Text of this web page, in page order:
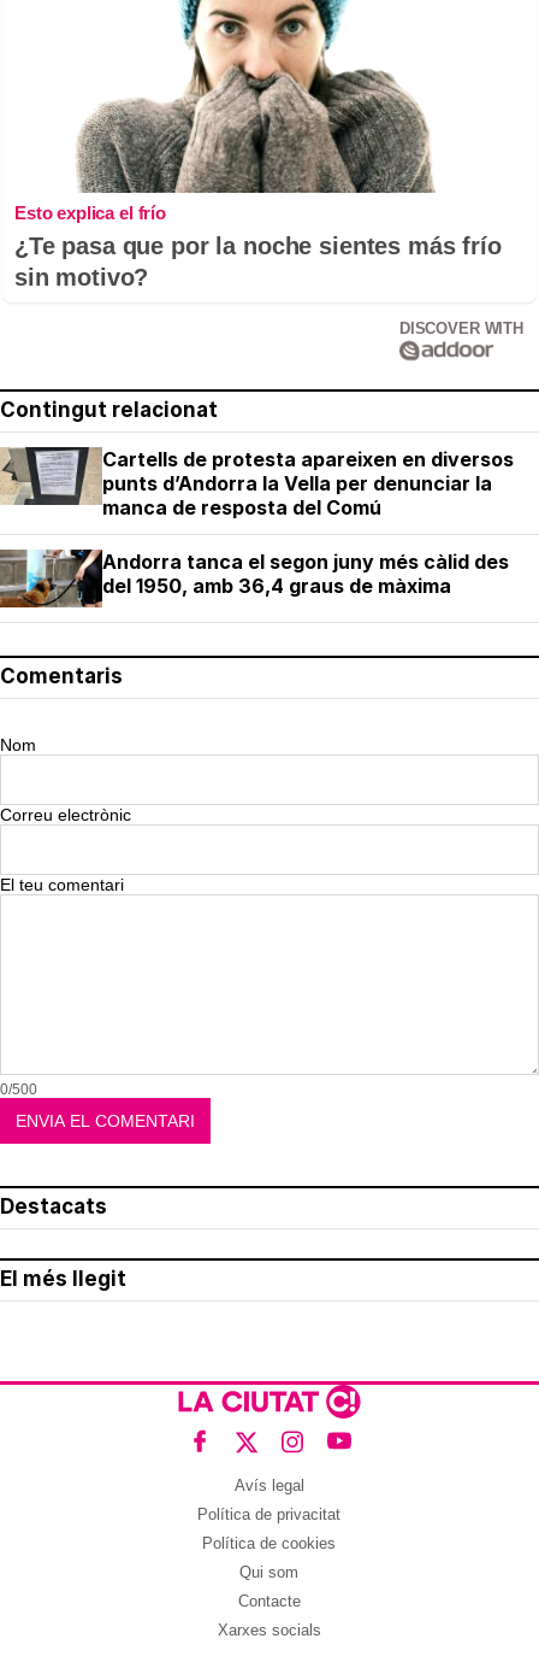
Esto explica el frío
¿Te pasa que por la noche sientes más frío
sin motivo?
DISCOVER WITH
Contingut relacionat
Cartells de protesta apareixen en diversos
punts d’Andorra la Vella per denunciar la
manca de resposta del Comú
Andorra tanca el segon juny més càlid des
del 1950, amb 36,4 graus de màxima
Comentaris
Nom
Correu electrònic
El teu comentari
0/500
Destacats
El més llegit
Avís legal
Política de privacitat
Política de cookies
Qui som
Contacte
Xarxes socials